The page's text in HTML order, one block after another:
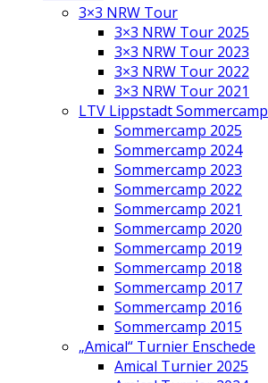
3×3 NRW Tour
3×3 NRW Tour 2025
3×3 NRW Tour 2023
3×3 NRW Tour 2022
3×3 NRW Tour 2021
LTV Lippstadt Sommercamp
Sommercamp 2025
Sommercamp 2024
Sommercamp 2023
Sommercamp 2022
Sommercamp 2021
Sommercamp 2020
Sommercamp 2019
Sommercamp 2018
Sommercamp 2017
Sommercamp 2016
Sommercamp 2015
„Amical“ Turnier Enschede
Amical Turnier 2025